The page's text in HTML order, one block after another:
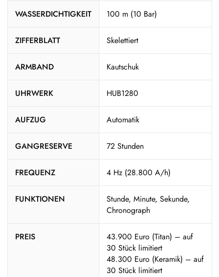
WASSERDICHTIGKEIT 100 m (10 Bar)
ZIFFERBLATT Skelettiert
ARMBAND Kautschuk
UHRWERK HUB1280
AUFZUG Automatik
GANGRESERVE 72 Stunden
FREQUENZ 4 Hz (28.800 A/h)
FUNKTIONEN
Stunde, Minute, Sekunde,
Chronograph
PREIS
43.900 Euro (Titan) – auf
30 Stück limitiert
48.300 Euro (Keramik) – auf
30 Stück limitiert